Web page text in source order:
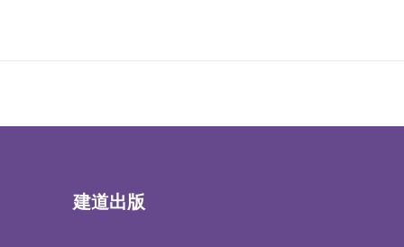
建道出版